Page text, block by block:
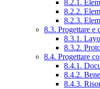
8.2.1.
8.2.2.
8.2.3.
8.3. Progettare e
8.3.1.
8.3.2.
8.4. Progettare
8.4.1.
8.4.2.
8.4.3.